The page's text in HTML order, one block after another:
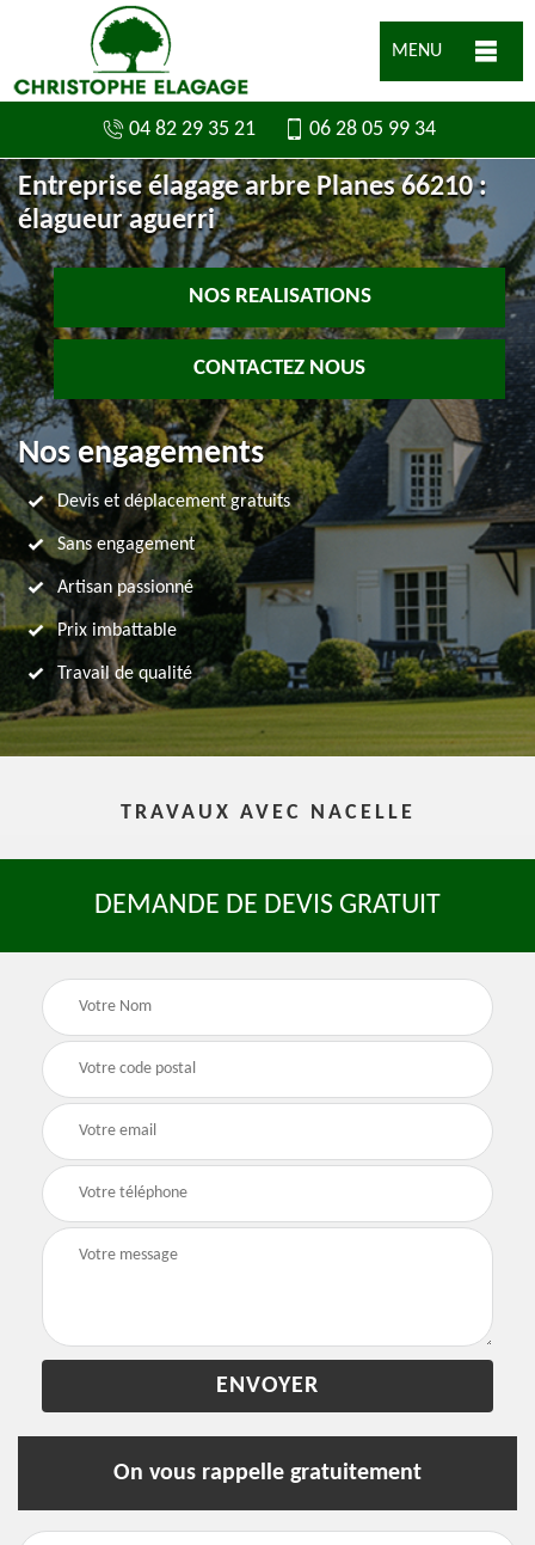
MENU
04 82 29 35 21 06 28 05 99 34
Entreprise élagage arbre Planes 66210 :
élagueur aguerri
NOS REALISATIONS
CONTACTEZ NOUS
Nos engagements
Devis et déplacement gratuits
Sans engagement
Artisan passionné
Prix imbattable
Travail de qualité
TRAVAUX AVEC NACELLE
DEMANDE DE DEVIS GRATUIT
On vous rappelle gratuitement